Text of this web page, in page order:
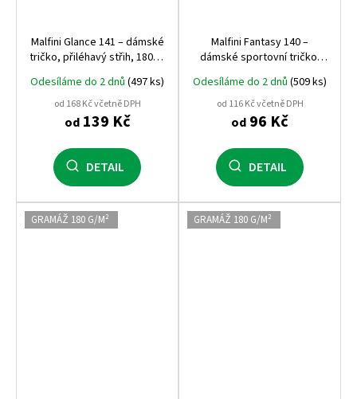
Malfini Glance 141 – dámské
tričko, přiléhavý střih, 180 g,
elastický materiál
Odesíláme do 2 dnů (497 ks)
od 168 Kč včetně DPH
od139 Kč
DETAIL
Malfini Fantasy 140 –
dámské sportovní tričko,
rychleschnoucí, 150 g, 100%
polyester
Odesíláme do 2 dnů (509 ks)
od 116 Kč včetně DPH
od 96 Kč
DETAIL
GRAMÁŽ 180 G/M² GRAMÁŽ 180 G/M²